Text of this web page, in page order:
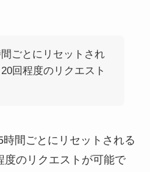
ごとにリセットされ
回程度のリクエスト
間ごとにリセットされる
度のリクエストが可能で